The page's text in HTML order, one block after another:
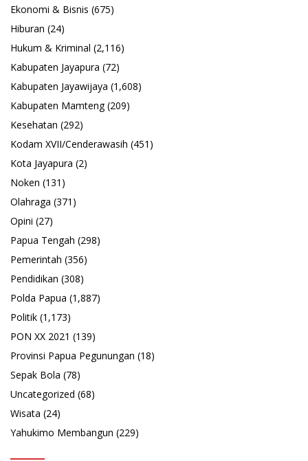
Ekonomi & Bisnis (675)
Hiburan (24)
Hukum & Kriminal (2,116)
Kabupaten Jayapura (72)
Kabupaten Jayawijaya (1,608)
Kabupaten Mamteng(209)
Kesehatan (292)
Kodam XVII/Cenderawasih (451)
Kota Jayapura (2)
Noken (131)
Olahraga (371)
Opini (27)
Papua Tengah (298)
Pemerintah (356)
Pendidikan (308)
Polda Papua (1,887)
Politik (1,173)
PON XX 2021 (139)
Provinsi Papua Pegunungan (18)
Sepak Bola (78)
Uncategorized (68)
Wisata (24)
Yahukimo Membangun (229)